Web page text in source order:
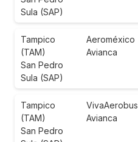
Sula (SAP)
Tampico
(TAM)
San Pedro
Sula (SAP)
Aeroméxico
Avianca
Tampico
(TAM)
San Pedro
VivaAerobus
Avianca